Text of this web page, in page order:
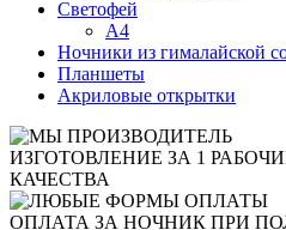
Светофей
А4
Ночники из гималайской
Планшеты
Акриловые открытки
ИЗГОТОВЛЕНИЕ ЗА 1
КАЧЕСТВА
ОПЛАТА ЗА НОЧНИК ПРИ